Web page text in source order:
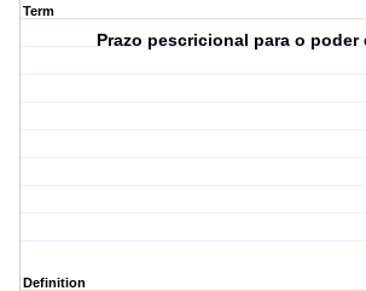
Term
Prazo pescricional para o poder
Definition